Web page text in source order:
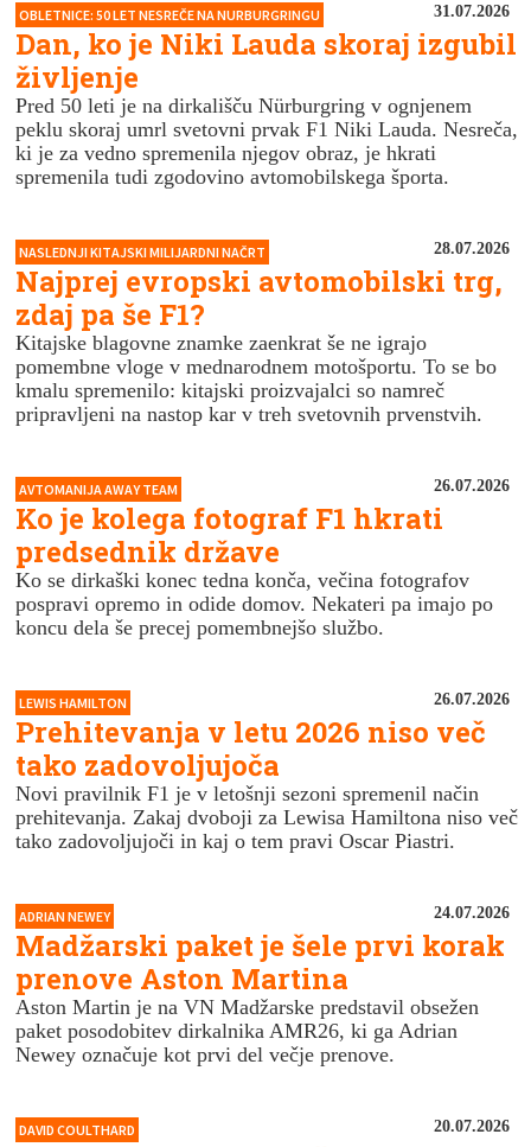
OBLETNICE: 50 LET NESREČE NA NURBURGRINGU 31.07.2026
Dan, ko je Niki Lauda skoraj izgubil
življenje
Pred 50 leti je na dirkališču Nürburgring v ognjenem
peklu skoraj umrl svetovni prvak F1 Niki Lauda. Nesreča,
ki je za vedno spremenila njegov obraz, je hkrati
spremenila tudi zgodovino avtomobilskega športa.
NASLEDNJI KITAJSKI MILIJARDNI NAČRT 28.07.2026
Najprej evropski avtomobilski trg,
zdaj pa še F1?
Kitajske blagovne znamke zaenkrat še ne igrajo
pomembne vloge v mednarodnem motošportu. To se bo
kmalu spremenilo: kitajski proizvajalci so namreč
pripravljeni na nastop kar v treh svetovnih prvenstvih.
AVTOMANIJA AWAY TEAM 26.07.2026
Ko je kolega fotograf F1 hkrati
predsednik države
Ko se dirkaški konec tedna konča, večina fotografov
pospravi opremo in odide domov. Nekateri pa imajo po
koncu dela še precej pomembnejšo službo.
LEWIS HAMILTON 26.07.2026
Prehitevanja v letu 2026 niso več
tako zadovoljujoča
Novi pravilnik F1 je v letošnji sezoni spremenil način
prehitevanja. Zakaj dvoboji za Lewisa Hamiltona niso več
tako zadovoljujoči in kaj o tem pravi Oscar Piastri.
ADRIAN NEWEY 24.07.2026
Madžarski paket je šele prvi korak
prenove Aston Martina
Aston Martin je na VN Madžarske predstavil obsežen
paket posodobitev dirkalnika AMR26, ki ga Adrian
Newey označuje kot prvi del večje prenove.
DAVID COULTHARD 20.07.2026